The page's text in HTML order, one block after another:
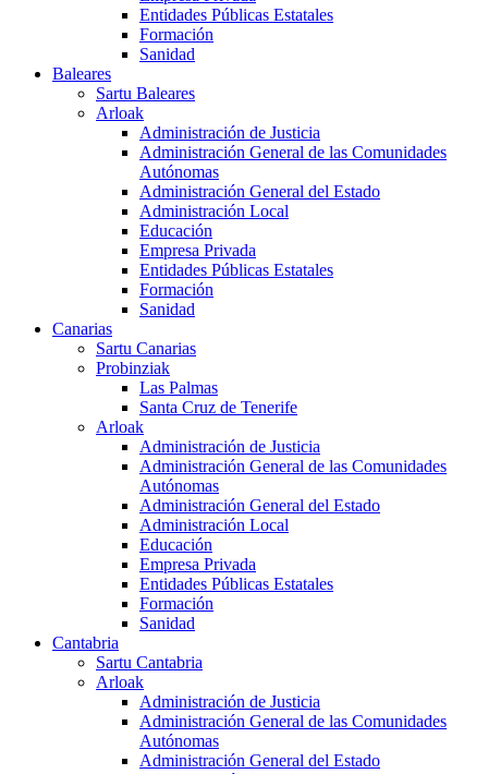
Entidades Públicas Estatales
Formación
Sanidad
Baleares
Sartu Baleares
Arloak
Administración de Justicia
Administración General de las Comunidades
Autónomas
Administración General del Estado
Administración Local
Educación
Empresa Privada
Entidades Públicas Estatales
Formación
Sanidad
Canarias
Sartu Canarias
Probinziak
Las Palmas
Santa Cruz de Tenerife
Arloak
Administración de Justicia
Administración General de las Comunidades
Autónomas
Administración General del Estado
Administración Local
Educación
Empresa Privada
Entidades Públicas Estatales
Formación
Sanidad
Cantabria
Sartu Cantabria
Arloak
Administración de Justicia
Administración General de las Comunidades
Autónomas
Administración General del Estado